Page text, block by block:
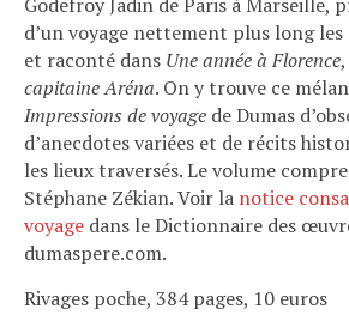
d’un voyage nettement plus long
et raconté dans Une année àFlorence,
capitaine Aréna. On y trouve ce
Impressions de voyage de Dumas
d’anecdotes variées et de récits
les lieux traversés. Le volume
Stéphane Zékian. Voir la notice
voyage dans le Dictionnaire des
dumaspere.com.
Rivages poche, 384 pages, 10 euros